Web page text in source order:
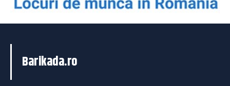
Barikada.ro